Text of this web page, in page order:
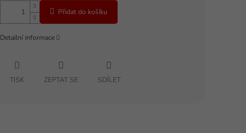
Přidat do košíku
Detailní informace
TISK ZEPTAT SE SDÍLET